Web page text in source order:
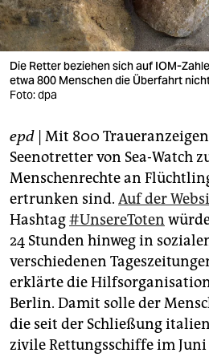
verlag
veranstaltungen
shop
fragen & hilfe
unterstützen
abo
genossenschaft
epaper login
Die Retter beziehen sich auf IOM-
etwa 800 Menschen die Überfahrt
Foto: dpa
epd | Mit 800
Seenotretter von Sea-Watch
Menschenrechte an
ertrunken sind. Auf der
Hashtag#UnsereToten
24 Stunden hinweg in
verschiedenen
erklärte die
Berlin. Damit solle der
die seit der Schließung
zivile Rettungsschiffe im